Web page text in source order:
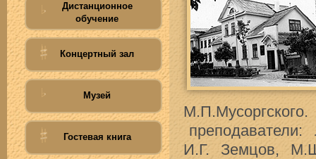
Дистанционное
обучение
Концертный зал
Музей
Гостевая книга
преподаватели:
И.Г. Земцов,